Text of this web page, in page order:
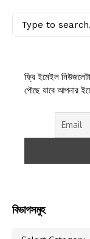
ফ্রি ইমেইল
পৌছে যাবে আপনার
বিভাগসমুহ